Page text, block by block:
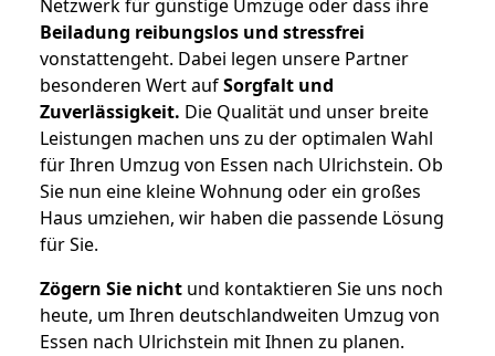
Netzwerk für günstige Umzüge oder dass ihre
Beiladung reibungslos und stressfrei
vonstattengeht. Dabei legen unsere Partner
besonderen Wert aufSorgfalt und
Zuverlässigkeit. Die Qualität und unser breite
Leistungen machen uns zu der optimalen Wahl
für Ihren Umzug von Essen nach Ulrichstein. Ob
Sie nun eine kleine Wohnung oder ein großes
Haus umziehen, wir haben die passende Lösung
für Sie.
Zögern Sie nicht und kontaktieren Sie uns noch
heute, um Ihren deutschlandweiten Umzug von
Essen nach Ulrichstein mit Ihnen zu planen.